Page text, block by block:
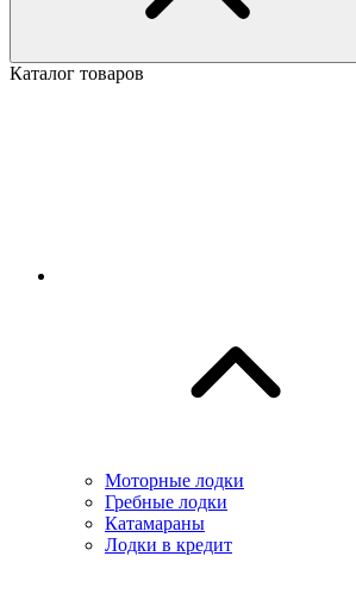
Каталог товаров
Моторные лодки
Гребные лодки
Катамараны
Лодки в кредит